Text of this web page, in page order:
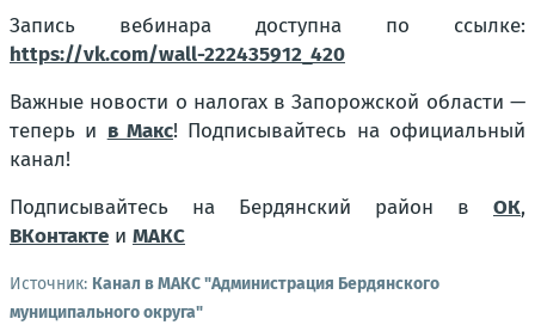
Запись вебинара доступна по ссылке:
https://vk.com/wall-222435912_420
Важные новости о налогах в Запорожской области —
теперь и в Макс! Подписывайтесь на официальный
канал!
Подписывайтесь на Бердянский район в ОК,
ВКонтакте и МАКС
Источник: Канал в МАКС "Администрация Бердянского
муниципального округа"